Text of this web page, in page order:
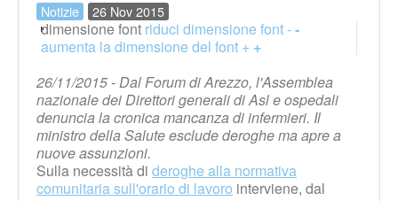
Notizie 26 Nov 2015
dimensione font riduci dimensione font --
aumenta la dimensione del font + +
26/11/2015 - Dal Forum di Arezzo, l'Assemblea
nazionale dei Direttori generali di Asl e ospedali
denuncia la cronica mancanza di infermieri. Il
ministro della Salute esclude deroghe ma apre a
nuove assunzioni.
Sulla necessità di deroghe alla normativa
comunitaria sull'orario di lavoro interviene, dal